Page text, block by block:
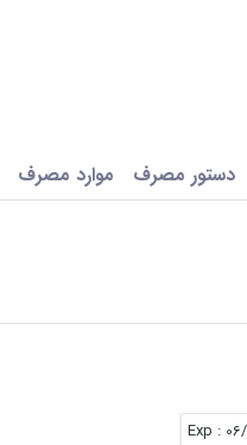
دستور مصرف موارد مصرف
: Exp